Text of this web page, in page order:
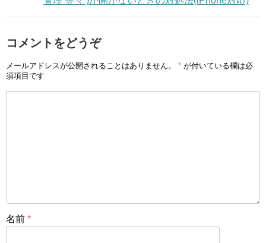
コメントをどうぞ
メールアドレスが公開されることはありません。 * が付いている欄は必
須項目です
名前 *